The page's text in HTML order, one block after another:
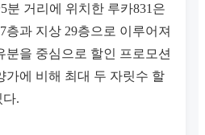
분 거리에 위치한 루카831은
층과 지상 29층으로 이루어져
분을 중심으로 할인 프로모션
가에 비해 최대 두 자릿수 할
다.